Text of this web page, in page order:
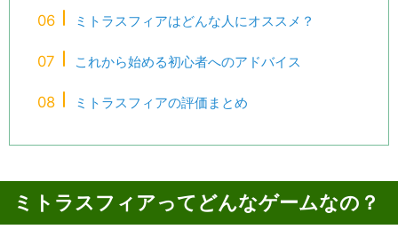
ミトラスフィアはどんな人にオススメ？
これから始める初心者へのアドバイス
ミトラスフィアの評価まとめ
ミトラスフィアってどんなゲームなの？